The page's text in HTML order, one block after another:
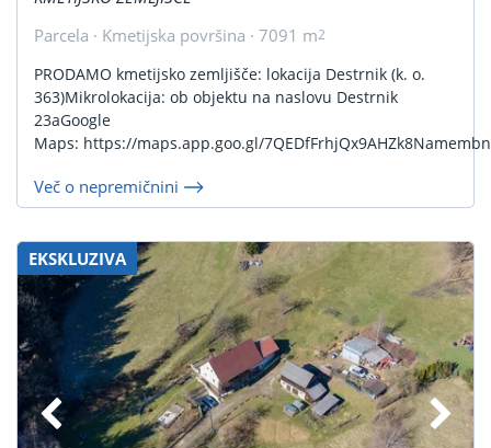
Parcela · Kmetijska površina · 7091 m2
PRODAMO kmetijsko zemljišče: lokacija Destrnik (k. o.
363)Mikrolokacija: ob objektu na naslovu Destrnik
23aGoogle
Maps: https://maps.app.goo.gl/
Več o nepremičnini
EKSKLUZIVA